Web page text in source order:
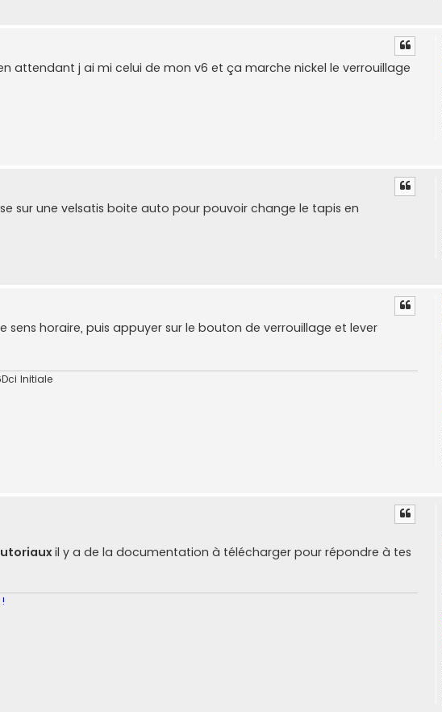
attendant j ai mi celui de mon v6 et ça marche nickel le verrouillage
sur une velsatis boite auto pour pouvoir change le tapis en
horaire, puis appuyer sur le bouton de verrouillage et lever
Initiale
il y a de la documentation à télécharger pour répondre à tes